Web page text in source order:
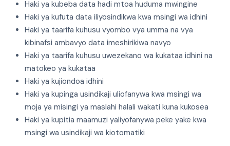
Haki ya kubeba data hadi mtoa huduma mwingine
Haki ya kufuta data iliyosindikwa kwa msingi wa idhini
Haki ya taarifa kuhusu vyombo vya umma na vya
kibinafsi ambavyo data imeshirikiwa navyo
Haki ya taarifa kuhusu uwezekano wa kukataa idhini na
matokeo ya kukataa
Haki ya kujiondoa idhini
Haki ya kupinga usindikaji uliofanywa kwa msingi wa
moja ya misingi ya maslahi halali wakati kuna kukosea
Haki ya kupitia maamuzi yaliyofanywa peke yake kwa
msingi wa usindikaji wa kiotomatiki